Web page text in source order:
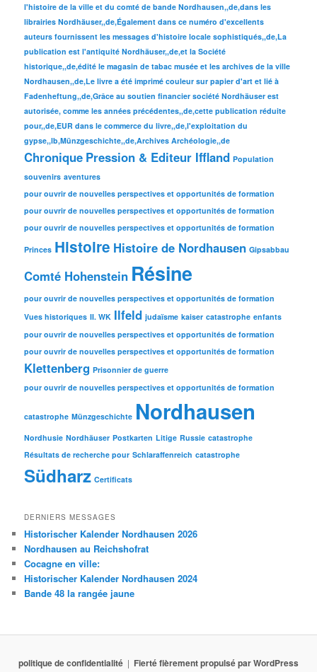
l'histoire de la ville et du comté de bande Nordhausen,,de,dans les
librairies Nordhäuser,,de,Également dans ce numéro d'excellents
auteurs fournissent les messages d'histoire locale sophistiqués,,de,La
publication est l'antiquité Nordhäuser,,de,et la Société
historique,,de,édité le magasin de tabac musée et les archives de la ville
Nordhausen,,de,Le livre a été imprimé couleur sur papier d'art et lié à
Fadenheftung,,de,Grâce au soutien financier société Nordhäuser est
autorisée, comme les années précédentes,,de,cette publication réduite
pour,,de,EUR dans le commerce du livre,,de,l'exploitation du
gypse,,lb,Münzgeschichte,,de,Archives Archéologie,,de
Chronique Pression & Editeur Iffland Population
souvenirs aventures
pour ouvrir de nouvelles perspectives et opportunités de formation
pour ouvrir de nouvelles perspectives et opportunités de formation
pour ouvrir de nouvelles perspectives et opportunités de formation
Princes Histoire Histoire de Nordhausen Gipsabbau
Comté Hohenstein Résine
pour ouvrir de nouvelles perspectives et opportunités de formation
Vues historiques II. WK Ilfeld judaïsme kaiser catastrophe enfants
pour ouvrir de nouvelles perspectives et opportunités de formation
pour ouvrir de nouvelles perspectives et opportunités de formation
Klettenberg Prisonnier de guerre
pour ouvrir de nouvelles perspectives et opportunités de formation
catastrophe Münzgeschichte Nordhausen
Nordhusie Nordhäuser Postkarten Litige Russie catastrophe
Résultats de recherche pour Schlaraffenreich catastrophe
Südharz Certificats
DERNIERS MESSAGES
Historischer Kalender Nordhausen 2026
Nordhausen au Reichshofrat
Cocagne en ville:
Historischer Kalender Nordhausen 2024
Bande 48 la rangée jaune
politique de confidentialité Fierté fièrement propulsé par WordPress